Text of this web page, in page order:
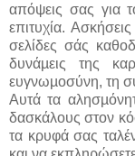
απόψεις σας για
επιτυχία.
σελίδες σάς
δυνάµεις της
ευγνωµοσύνη, τη
Αυτά τα
δασκάλους στον
τα κρυφά σας